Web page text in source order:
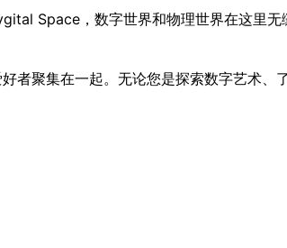
Space，数字世界和物理世界在这里
者聚集在一起。无论您是探索数字艺术